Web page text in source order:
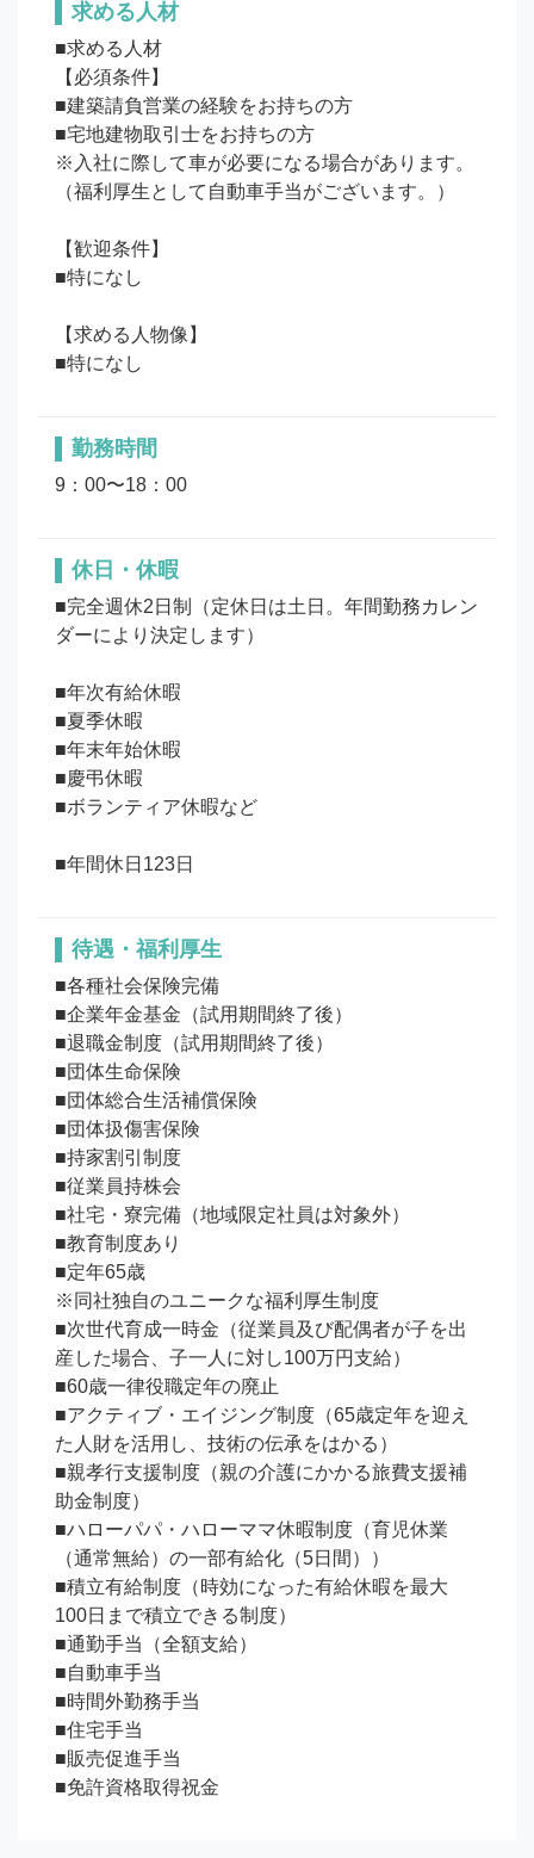
求める人材
■求める人材
【必須条件】
■建築請負営業の経験をお持ちの方
■宅地建物取引士をお持ちの方
※入社に際して車が必要になる場合があります。
（福利厚生として自動車手当がございます。）
【歓迎条件】
■特になし
【求める人物像】
勤務時間
9：00〜18：00
休日・休暇
■完全週休2日制（定休日は土日。年間勤務カレン
ダーにより決定します）
■年次有給休暇
■夏季休暇
■年末年始休暇
■慶弔休暇
■ボランティア休暇など
待遇・福利厚生
■各種社会保険完備
■企業年金基金（試用期間終了後）
■退職金制度（試用期間終了後）
■団体生命保険
■団体総合生活補償保険
■団体扱傷害保険
■持家割引制度
■従業員持株会
■社宅・寮完備（地域限定社員は対象外）
■教育制度あり
■定年65歳
※同社独自のユニークな福利厚生制度
■次世代育成一時金（従業員及び配偶者が子を出
産した場合、子一人に対し100万円支給）
■60歳一律役職定年の廃止
■アクティブ・エイジング制度（65歳定年を迎え
た人財を活用し、技術の伝承をはかる）
■親孝行支援制度（親の介護にかかる旅費支援補
助金制度）
■ハローパパ・ハローママ休暇制度（育児休業
（通常無給）の一部有給化（5日間））
■積立有給制度（時効になった有給休暇を最大
100日まで積立できる制度）
■通勤手当（全額支給）
■自動車手当
■時間外勤務手当
■住宅手当
■販売促進手当
■免許資格取得祝金